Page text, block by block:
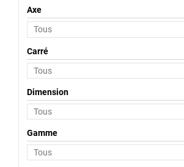
Axe
Carré
Dimension
Gamme